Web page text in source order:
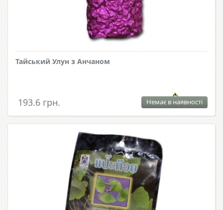
Тайський Улун з Анчаном
193.6 грн. Немає в наявності